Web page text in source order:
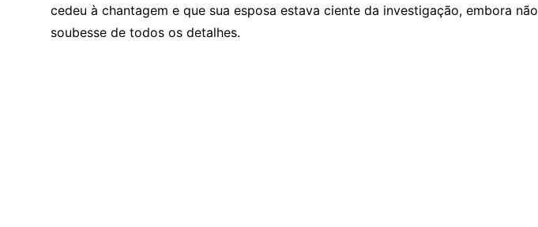
cedeu à chantagem e que sua esposa estava ciente da investigação, embora não
soubesse de todos os detalhes.